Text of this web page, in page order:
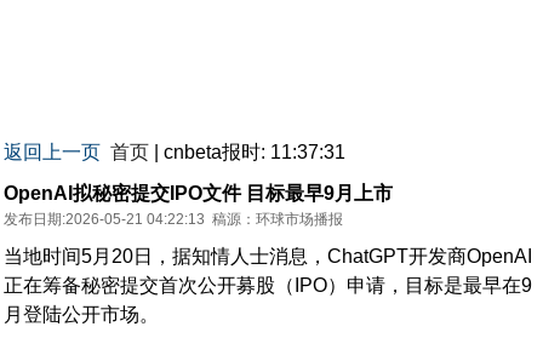
返回上一页 首页 | cnbeta报时: 11:37:31
OpenAI拟秘密提交IPO文件 目标最早9月上市
发布日期:2026-05-21 04:22:13 稿源： 环球市场播报
当地时间5月20日，据知情人士消息，ChatGPT开发商OpenAI
正在筹备秘密提交首次公开募股（IPO）申请，目标是最早在9
月登陆公开市场。